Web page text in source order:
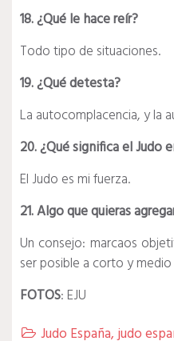
18. ¿Qué le hace reír?
Todo tipo de situaciones.
19. ¿Qué detesta?
La autocomplacencia, y la
20. ¿Qué significa el Judo
El Judo es mi fuerza.
21. Algo que quieras
Un consejo: marcaos
ser posible a corto y
FOTOS: EJU
 Judo España,judo